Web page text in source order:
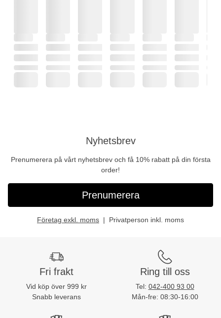
Nyhetsbrev
Prenumerera på vårt nyhetsbrev och få 10% rabatt på din första
order!
Prenumerera
Företag exkl. moms Privatperson inkl. moms
Fri frakt
Vid köp över 999 kr
Snabb leverans
Ring till oss
Tel: 042-400 93 00
Mån-fre: 08:30-16:00